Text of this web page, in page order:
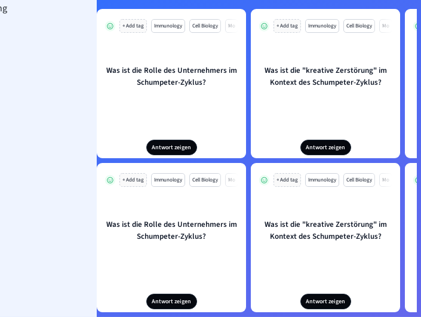
+ Add tag Immunology Cell Biology Mo
Was ist die Rolle des Unternehmers im
Schumpeter-Zyklus?
Antwort zeigen
+ Add tag Immunology Cell Biology Mo
Was ist die "kreative Zerstörung" im
Kontext des Schumpeter-Zyklus?
Antwort zeigen
+ Add tag Immunology Cell Biology Mo
Was ist die Rolle des Unternehmers im
Schumpeter-Zyklus?
Antwort zeigen
+ Add tag Immunology Cell Biology Mo
Was ist die "kreative Zerstörung" im
Kontext des Schumpeter-Zyklus?
Antwort zeigen